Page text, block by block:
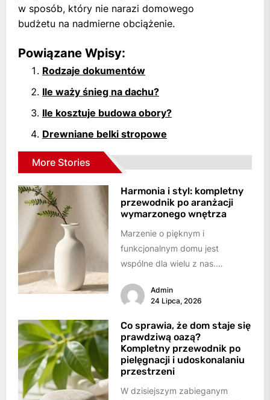
w sposób, który nie narazi domowego
budżetu na nadmierne obciążenie.
Powiązane Wpisy:
Rodzaje dokumentów
Ile waży śnieg na dachu?
Ile kosztuje budowa obory?
Drewniane belki stropowe
More Stories
Harmonia i styl: kompletny
przewodnik po aranżacji
wymarzonego wnętrza
Marzenie o pięknym i
funkcjonalnym domu jest
wspólne dla wielu z nas.
tylko zachwycały estetyką,...
Admin
24 Lipca, 2026
Co sprawia, że dom staje się
prawdziwą oazą?
Kompletny przewodnik po
pielęgnacji i udoskonalaniu
przestrzeni
W dzisiejszym zabieganym